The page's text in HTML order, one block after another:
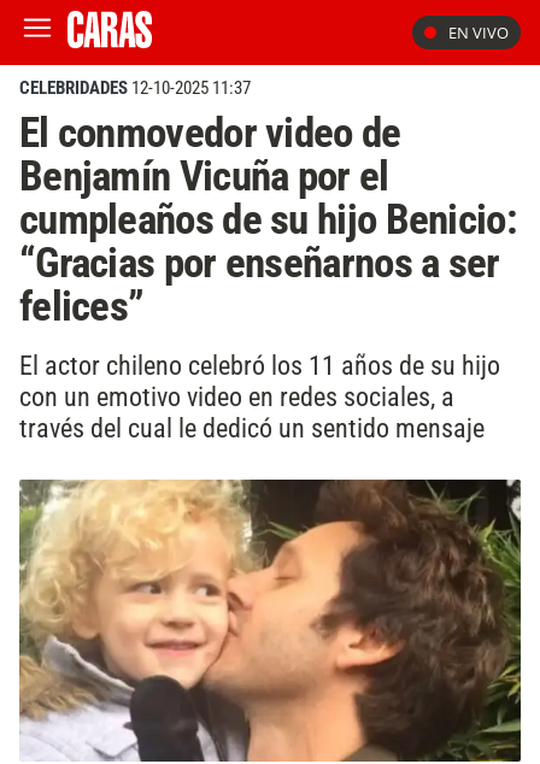
EN VIVO
CELEBRIDADES 12-10-2025 11:37
El conmovedor video de
Benjamín Vicuña por el
cumpleaños de su hijo Benicio:
“Gracias por enseñarnos a ser
felices”
El actor chileno celebró los 11 años de su hijo
con un emotivo video en redes sociales, a
través del cual le dedicó un sentido mensaje